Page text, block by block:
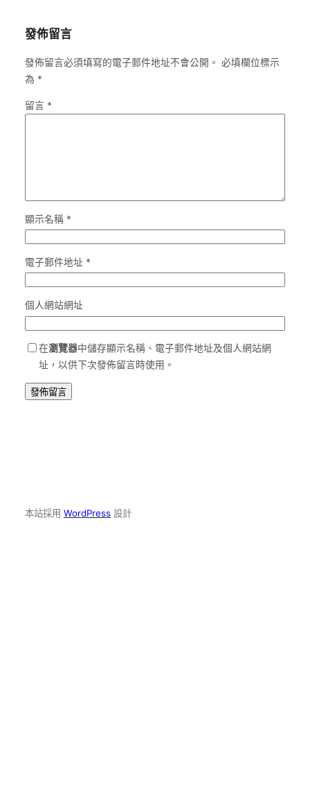
發佈留言
發佈留言必須填寫的電子郵件地址不會公開。 必填欄位標示
為 *
留言 *
顯示名稱 *
電子郵件地址 *
個人網站網址
在瀏覽器中儲存顯示名稱、電子郵件地址及個人網站網
址，以供下次發佈留言時使用。
本站採用 WordPress 設計